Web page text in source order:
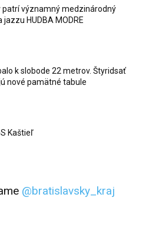
patrí významný medzinárodný
HUDBA MODRE
k slobode 22 metrov. Štyridsať
nové pamätné tabule
Kaštieľ
@bratislavsky_kraj